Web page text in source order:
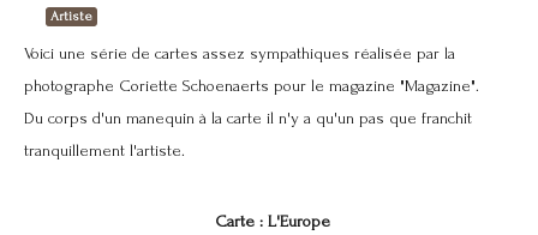
Artiste
Voici une série de cartes assez sympathiques réalisée par la
photographe Coriette Schoenaerts pour le magazine "Magazine".
Du corps d'un manequin à la carte il n'y a qu'un pas que franchit
tranquillement l'artiste.
Carte : L'Europe